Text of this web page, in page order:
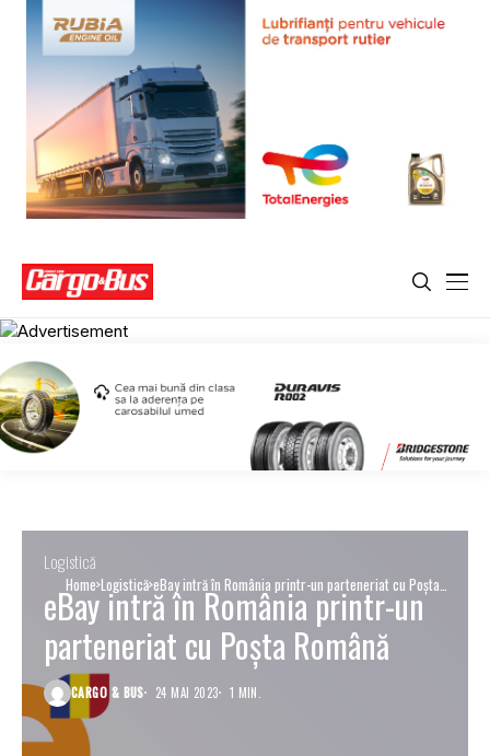
Home Logistică eBay intră în România printr-un parteneriat cu Poșta
Română
Logistică
eBay intră în România printr-un
parteneriat cu Poșta Română
CARGO & BUS 24 MAI 2023 1 MIN.